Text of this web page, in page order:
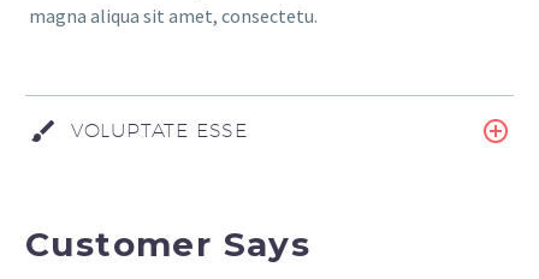
magna aliqua sit amet, consectetu.
VOLUPTATE ESSE
Customer Says